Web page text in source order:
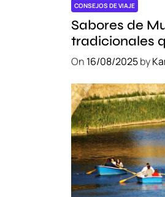
CONSEJOS DE VIAJE
Sabores de
tradicionales
probar
On 16/08/2025by